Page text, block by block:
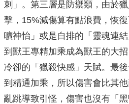
刺」。第三層是防禦類，由於
擊，15%減傷算有點浪費，恢
曠神怡」或是自排的「靈魂連
到獸王專精加乘成為獸王的大
冷卻的「獵殺快感」天賦。最
到精通加乘，所以傷害會比其
亂跳導致引怪，傷害也沒有「